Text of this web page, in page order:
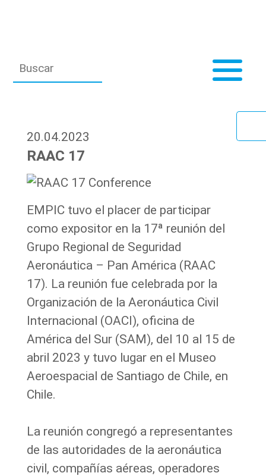
20.04.2023
RAAC 17
EMPIC tuvo el placer de participar
como expositor en la 17ª reunión del
Grupo Regional de Seguridad
Aeronáutica – Pan América (RAAC
17). La reunión fue celebrada por la
Organización de la Aeronáutica Civil
Internacional (OACI), oficina de
América del Sur (SAM), del 10 al 15 de
abril 2023 y tuvo lugar en el Museo
Aeroespacial de Santiago de Chile, en
Chile.
La reunión congregó a representantes
de las autoridades de la aeronáutica
civil, compañías aéreas, operadores